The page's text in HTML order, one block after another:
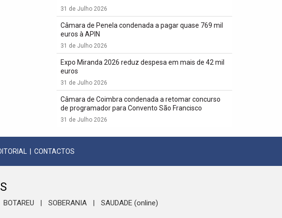
31 de Julho 2026
Câmara de Penela condenada a pagar quase 769 mil
euros à APIN
31 de Julho 2026
Expo Miranda 2026 reduz despesa em mais de 42 mil
euros
31 de Julho 2026
Câmara de Coimbra condenada a retomar concurso
de programador para Convento São Francisco
31 de Julho 2026
CONTACTOS
BOTAREU SOBERANIA SAUDADE (online)